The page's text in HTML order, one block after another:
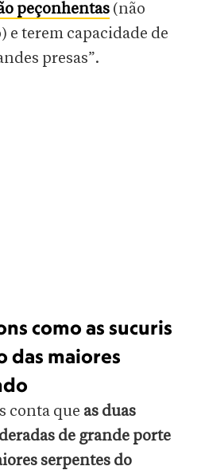
peçonhentas (não
e terem capacidade de
presas”.
como as sucuris
das maiores
conta que as duas
de grande porte
serpentes do